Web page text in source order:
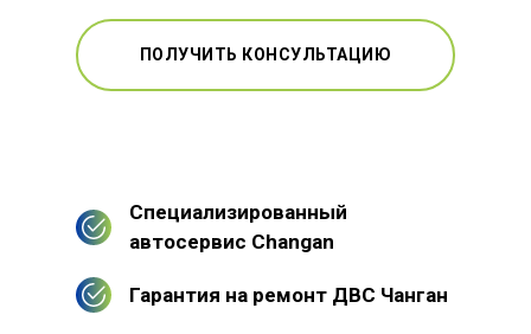
ПОЛУЧИТЬ КОНСУЛЬТАЦИЮ
Специализированный
автосервис Changan
Гарантия на ремонт ДВС Чанган